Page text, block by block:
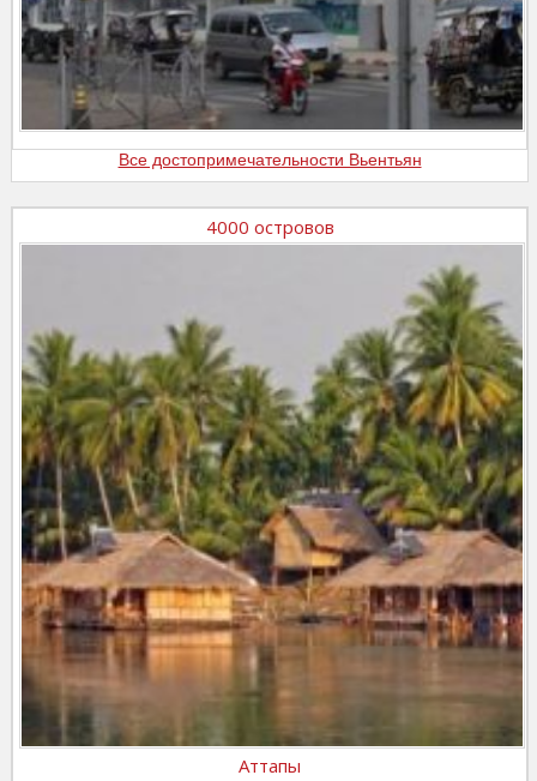
Все достопримечательности Вьентьян
4000 островов
Аттапы